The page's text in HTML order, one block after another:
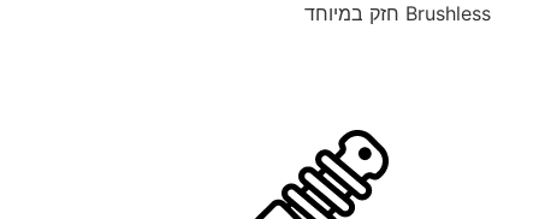
Brushless חזק במיוחד